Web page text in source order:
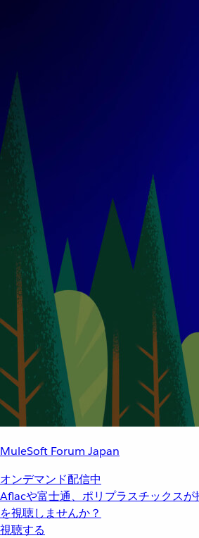
MuleSoft Forum Japan
オンデマンド配信中
Aflacや富士通、ポリプラスチックス
を視聴しませんか？
視聴する